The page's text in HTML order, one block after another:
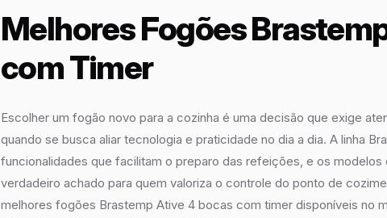
Melhores Fogões
com Timer
Escolher um fogão novo para a cozinha é uma decisão que exige
quando se busca aliar tecnologia e praticidade no dia a dia. A linha
funcionalidades que facilitam o preparo das refeições, e os
verdadeiro achado para quem valoriza o controle do ponto de
melhores fogões Brastemp Ative 4 bocas com timer disponíveis no